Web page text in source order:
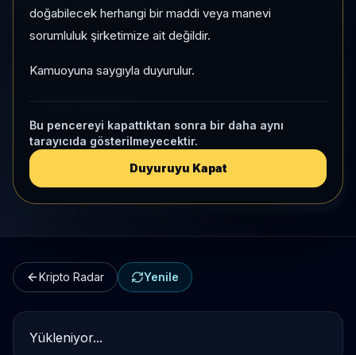
doğabilecek herhangi bir maddi veya manevi
sorumluluk şirketimize ait değildir.
Kamuoyuna saygıyla duyurulur.
Bu pencereyi kapattıktan sonra bir daha aynı
tarayıcıda gösterilmeyecektir.
Duyuruyu Kapat
Global market cap sıralaması
HIZLI GEÇIŞ
Kripto Karşılaştırma
Kategori Benchmark
Kripto Radar Yenile
Yükleniyor...